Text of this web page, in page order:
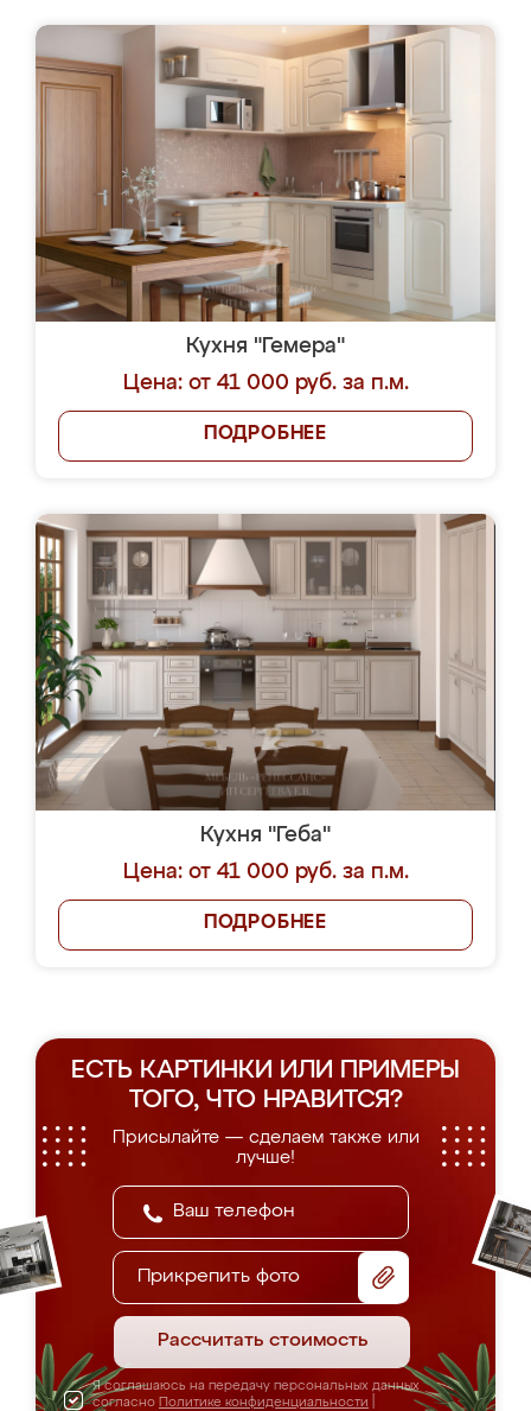
Кухня "Гемера"
Цена: от 41 000 руб. за п.м.
ПОДРОБНЕЕ
Кухня "Геба"
Цена: от 41 000 руб. за п.м.
ПОДРОБНЕЕ
ЕСТЬ КАРТИНКИ ИЛИ ПРИМЕРЫ
ТОГО, ЧТО НРАВИТСЯ?
Присылайте — сделаем также или
лучше!
Прикрепить фото
Рассчитать стоимость
Я соглашаюсь на передачу персональных данных
согласно Политике конфиденциальности